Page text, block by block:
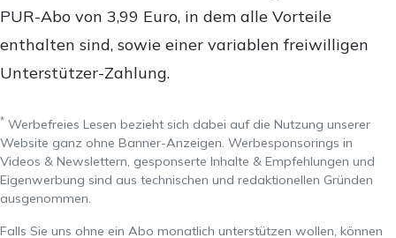
PUR-Abo von 3,99 Euro, in dem alle Vorteile
enthalten sind, sowie einer variablen freiwilligen
Unterstützer-Zahlung.
* Werbefreies Lesen bezieht sich dabei auf die Nutzung unserer
Website ganz ohne Banner-Anzeigen. Werbesponsorings in
Videos & Newslettern, gesponserte Inhalte & Empfehlungen und
Eigenwerbung sind aus technischen und redaktionellen Gründen
ausgenommen.
Falls Sie uns ohne ein Abo monatlich unterstützen wollen, können